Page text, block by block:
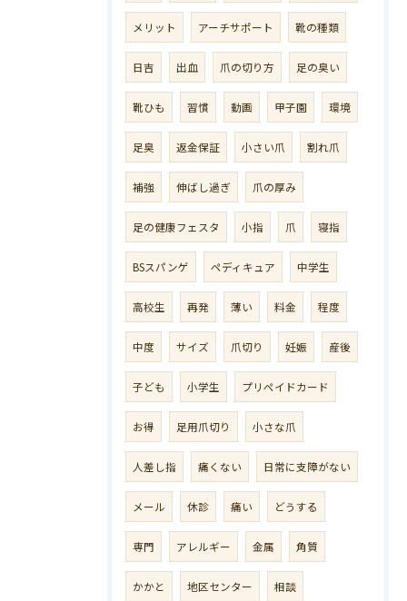
メリット アーチサポート 靴の種類
日吉 出血 爪の切り方 足の臭い
靴ひも 習慣 動画 甲子園 環境
足臭 返金保証 小さい爪 割れ爪
補強 伸ばし過ぎ 爪の厚み
足の健康フェスタ 小指 爪 寝指
BSスパンゲ ペディキュア 中学生
高校生 再発 薄い 料金 程度
中度 サイズ 爪切り 妊娠 産後
子ども 小学生 プリペイドカード
お得 足用爪切り 小さな爪
人差し指 痛くない 日常に支障がない
メール 休診 痛い どうする
専門 アレルギー 金属 角質
かかと 地区センター 相談